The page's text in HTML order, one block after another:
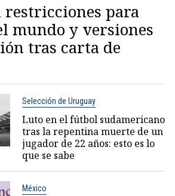
restricciones para
mundo y versiones
tras carta de
Selección de Uruguay
Luto en el fútbol sudamericano
tras la repentina muerte de un
jugador de 22 años: esto es lo
que se sabe
México